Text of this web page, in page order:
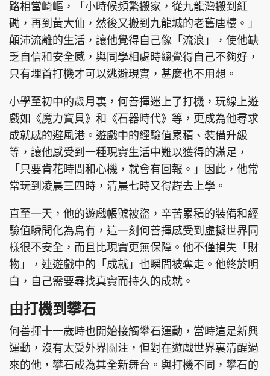
親子王 Oh!爸媽 JobMarket
頭條搵工 EDUPLUS
關於我們
聯絡我們
隱私政策聲明
使用條款
版權及免責聲明
Copyright © 東周網 版權所有 . 不得轉載
路相當崎嶇，「小時候頻繁搬家，從九龍灣搬到紅
磡，再到黃大仙，然後又搬到九龍城的老舊唐樓。」
顛沛流離的生活，讓他覺得自己像「流浪」，使他缺
乏自信和安全感，與同學相處時總覺得自己不夠好，
只有埋首打機才可以逃避現實，甚麼也不用想。
小學至初中的歲月裏，何善揮迷上了打機，玩線上遊
戲如《魔力寶貝》和《石器時代》等，更成為他尋求
成就感的避風港。遊戲中的經驗值累積、裝備升級
等，讓他感受到一種現實生活中難以獲得的滿足，
「只要肯花時間和心機，就會有回報。」因此，他常
常玩到凌晨三四時，清晨七時又得趕去上學。
直至一天，他的遊戲帳號被盜，辛苦累積的裝備和經
驗值瞬間化為烏有，這一刻何善揮感受到虛擬世界同
樣很不安全，而且比現實更無保障。他不僅損失「財
物」，連遊戲中的「成就」也瞬間被奪走。他終於明
白，自己需要尋找真實而持久的成就。
由打機到攀石
何善揮十一歲時也開始接觸攀石運動，當時這是新興
運動，沒有太受外界關注，但對在遊戲世界裏清醒過
來的他，攀石成為其全新舞台。與打機不同，攀石的